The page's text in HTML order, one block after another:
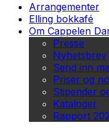
Arrangementer
Elling bokkafé
Om Cappelen
Presse
Nyhetsbrev
Send inn
Priser og
Stipender
Kataloger
Rapport